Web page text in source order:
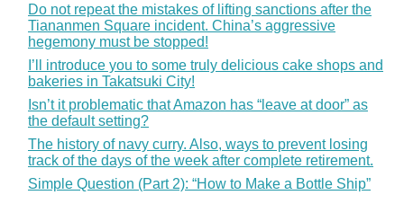
Do not repeat the mistakes of lifting sanctions after the
Tiananmen Square incident. China’s aggressive
hegemony must be stopped!
I’ll introduce you to some truly delicious cake shops and
bakeries in Takatsuki City!
Isn’t it problematic that Amazon has “leave at door” as
the default setting?
The history of navy curry. Also, ways to prevent losing
track of the days of the week after complete retirement.
Simple Question (Part 2): “How to Make a Bottle Ship”